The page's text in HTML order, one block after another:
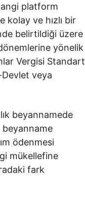
platform
kolay ve hızlı bir
belirtildiği üzere
yönelik
Vergisi Standart
Devlet veya
beyannamede
ödenmesi
mükellefine
fark